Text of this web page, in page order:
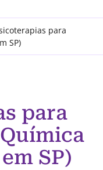
para
SP)
para
SP)